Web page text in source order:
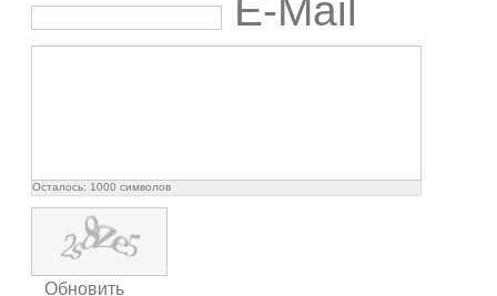
E-Mail
Осталось: 1000 символов
Обновить